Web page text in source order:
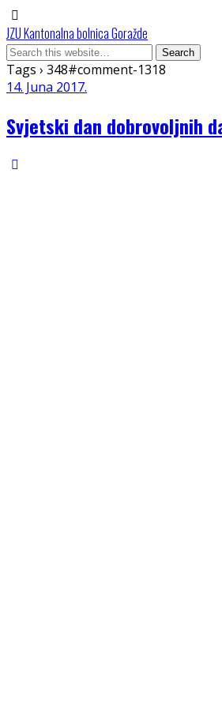
JZU Kantonalna bolnica Goražde
Tags › 348#comment-1318
14. Juna 2017.
Svjetski dan dobrovoljnih